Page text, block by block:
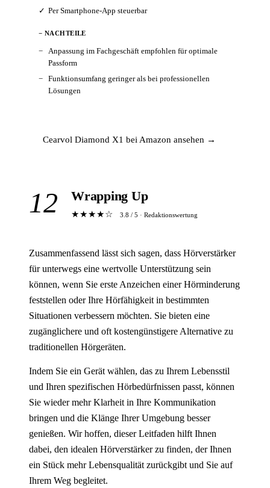
Per Smartphone-App steuerbar
− NACHTEILE
Anpassung im Fachgeschäft empfohlen für optimale
Passform
Funktionsumfang geringer als bei professionellen
Lösungen
Cearvol Diamond X1 bei Amazon ansehen →
12 Wrapping Up
★★★★☆ 3.8 / 5 · Redaktionswertung
Zusammenfassend lässt sich sagen, dass Hörverstärker
für unterwegs eine wertvolle Unterstützung sein
können, wenn Sie erste Anzeichen einer Hörminderung
feststellen oder Ihre Hörfähigkeit in bestimmten
Situationen verbessern möchten. Sie bieten eine
zugänglichere und oft kostengünstigere Alternative zu
traditionellen Hörgeräten.
Indem Sie ein Gerät wählen, das zu Ihrem Lebensstil
und Ihren spezifischen Hörbedürfnissen passt, können
Sie wieder mehr Klarheit in Ihre Kommunikation
bringen und die Klänge Ihrer Umgebung besser
genießen. Wir hoffen, dieser Leitfaden hilft Ihnen
dabei, den idealen Hörverstärker zu finden, der Ihnen
ein Stück mehr Lebensqualität zurückgibt und Sie auf
Ihrem Weg begleitet.